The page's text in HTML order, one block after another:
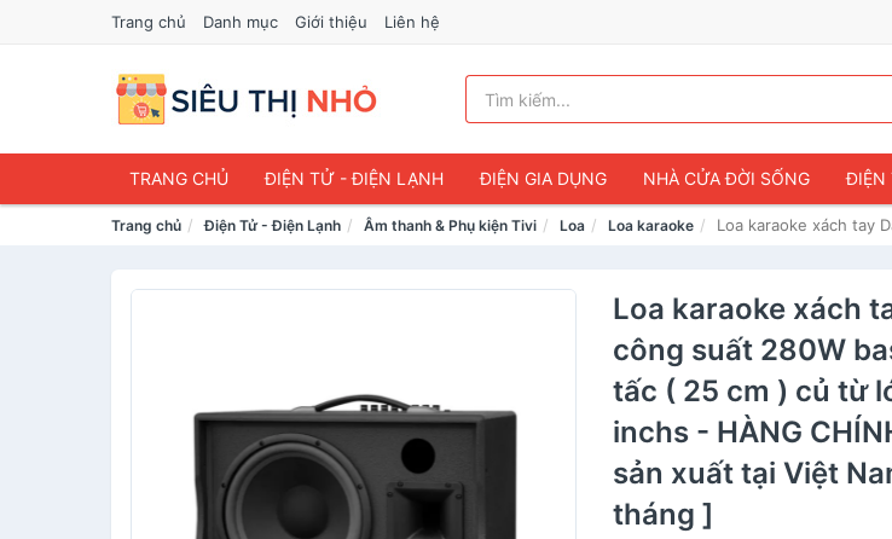
Trang chủ Danh mục Giới thiệu Liên hệ
TRANG CHỦ ĐIỆN TỬ - ĐIỆN LẠNH ĐIỆN GIA DỤNG NHÀ CỬA ĐỜI SỐNG ĐIỆN
Trang chủ Điện Tử - Điện Lạnh Âm thanh & Phụ kiện Tivi Loa Loa karaoke Loa karaoke xách tay
Loa karaoke xách
công suất 280W
tấc ( 25 cm ) củ từ
inchs - HÀNG
sản xuất tại Việt
tháng ]